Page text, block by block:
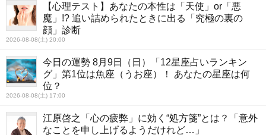
【心理テスト】あなたの本性は「天使」or「悪
魔」!? 追い詰められたときに出る「究極の裏の
顔」診断
2026-08-08(土) 20:00
今日の運勢 8月9日（日）「12星座占いランキン
グ」第1位は魚座（うお座）！ あなたの星座は何
位？
2026-08-08(土) 17:00
江原啓之「心の疲弊」に効く“処方箋”とは？「意外
なことを申し上げるようだけれど…」